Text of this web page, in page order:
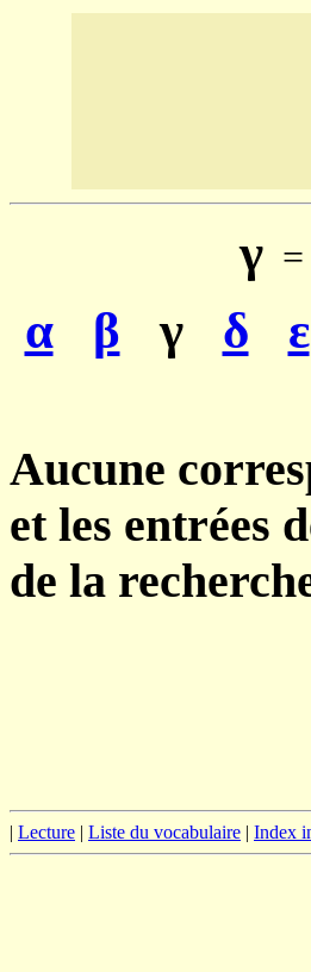
γ =
α β γ δ ε
Aucune
et les entrées
de la
| Lecture | Liste du vocabulaire | Index